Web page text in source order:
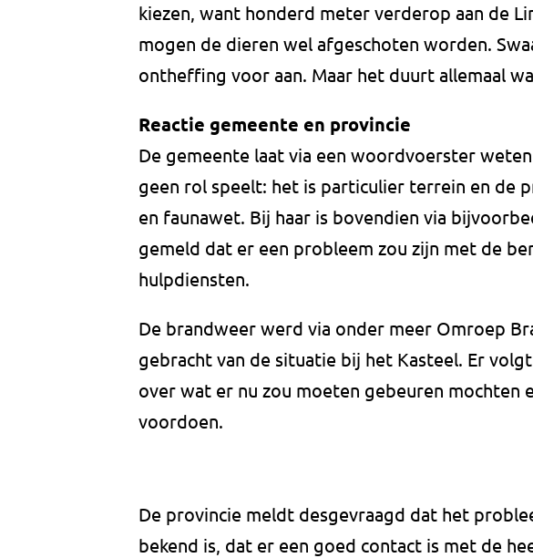
kiezen, want honderd meter verderop aan de
mogen de dieren wel afgeschoten worden.
ontheffing voor aan. Maar het duurt allemaal
Reactie gemeente en provincie
De gemeente laat via een woordvoerster
geen rol speelt: het is particulier terrein en de
en faunawet. Bij haar is bovendien via
gemeld dat er een probleem zou zijn met de
hulpdiensten.
De brandweer werd via onder meer Omroep
gebracht van de situatie bij het Kasteel. Er
over wat er nu zou moeten gebeuren mochten
voordoen.
De provincie meldt desgevraagd dat het
bekend is, dat er een goed contact is met de